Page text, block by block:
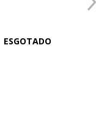
ESGOTADO